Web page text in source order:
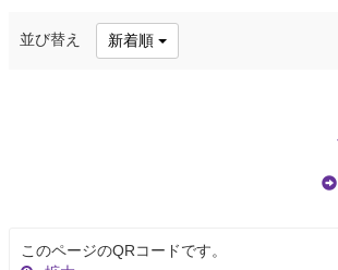
並び替え 新着順
このページのQRコードです。